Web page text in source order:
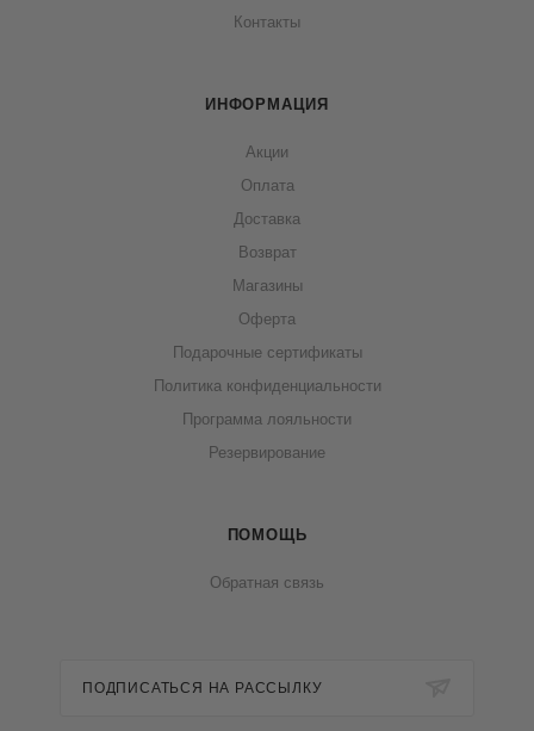
Контакты
ИНФОРМАЦИЯ
Акции
Оплата
Доставка
Возврат
Магазины
Оферта
Подарочные сертификаты
Политика конфиденциальности
Программа лояльности
Резервирование
ПОМОЩЬ
Обратная связь
ПОДПИСАТЬСЯ НА РАССЫЛКУ